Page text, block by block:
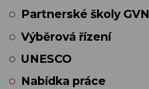
Partnerské školy GVN
Výběrová řízení
UNESCO
Nabídka práce